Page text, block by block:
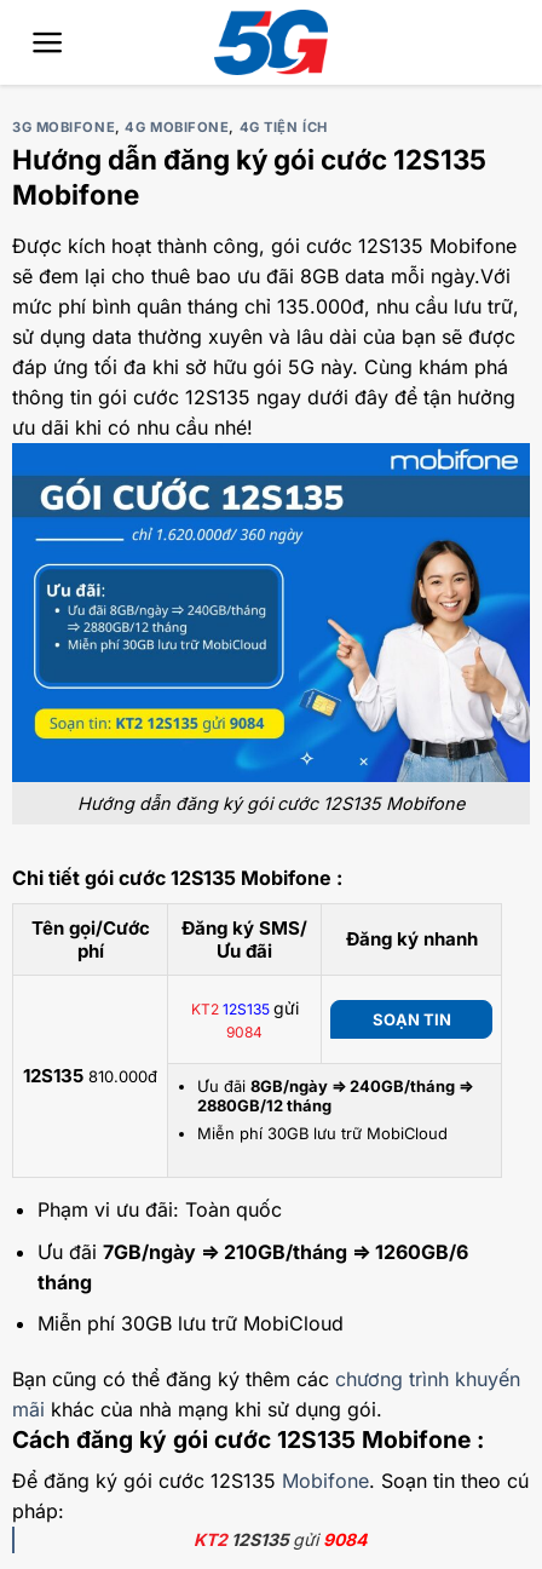
3G MOBIFONE,4G MOBIFONE, 4G TIỆN ÍCH
Hướng dẫn đăng ký gói cước 12S135
Mobifone
Được kích hoạt thành công, gói cước 12S135 Mobifone
sẽ đem lại cho thuê bao ưu đãi 8GB data mỗi ngày.Với
mức phí bình quân tháng chỉ 135.000đ, nhu cầu lưu trữ,
sử dụng data thường xuyên và lâu dài của bạn sẽ được
đáp ứng tối đa khi sở hữu gói 5G này. Cùng khám phá
thông tin gói cước 12S135 ngay dưới đây để tận hưởng
ưu dãi khi có nhu cầu nhé!
Hướng dẫn đăng ký gói cước 12S135 Mobifone
Chi tiết gói cước 12S135 Mobifone :
Tên gọi/Cước
phí
Đăng ký SMS/
Ưu đãi
Đăng ký nhanh
12S135 810.000đ
KT212S135 gửi
9084
SOẠN TIN
Ưu đãi 8GB/ngày ⇒ 240GB/tháng ⇒
2880GB/12 tháng
Miễn phí 30GB lưu trữ MobiCloud
Phạm vi ưu đãi: Toàn quốc
Ưu đãi 7GB/ngày ⇒ 210GB/tháng ⇒ 1260GB/6
tháng
Miễn phí 30GB lưu trữ MobiCloud
Bạn cũng có thể đăng ký thêm các chương trình khuyến
mãi khác của nhà mạng khi sử dụng gói.
Cách đăng ký gói cước 12S135 Mobifone :
Để đăng ký gói cước 12S135 Mobifone. Soạn tin theo cú
pháp:
KT212S135gửi9084